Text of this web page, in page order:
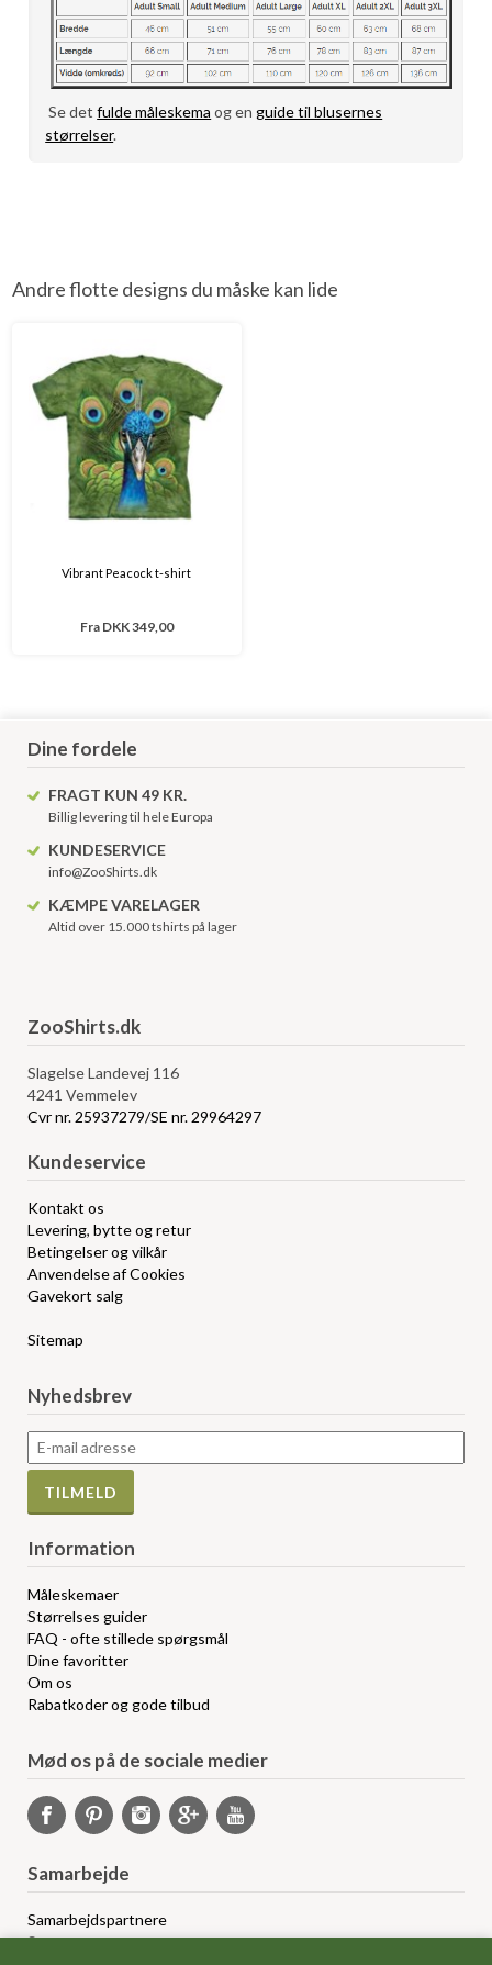
Se detfulde måleskema og enguide til blusernes
størrelser.
Andre flotte designs du måske kan lide
Vibrant Peacock t-shirt
Fra DKK 349,00
Dine fordele
FRAGT KUN 49 KR.
Billig levering til hele Europa
KUNDESERVICE
info@ZooShirts.dk
KÆMPE VARELAGER
Altid over 15.000 tshirts på lager
ZooShirts.dk
Slagelse Landevej 116
4241 Vemmelev
Cvr nr. 25937279/SE nr. 29964297
Kundeservice
Kontakt os
Levering, bytte og retur
Betingelser og vilkår
Anvendelse af Cookies
Gavekort salg
Sitemap
Nyhedsbrev
Information
Måleskemaer
Størrelses guider
FAQ - ofte stillede spørgsmål
Dine favoritter
Om os
Rabatkoder og gode tilbud
Mød os på de sociale medier
Samarbejde
Samarbejdspartnere
Sponsorprogram